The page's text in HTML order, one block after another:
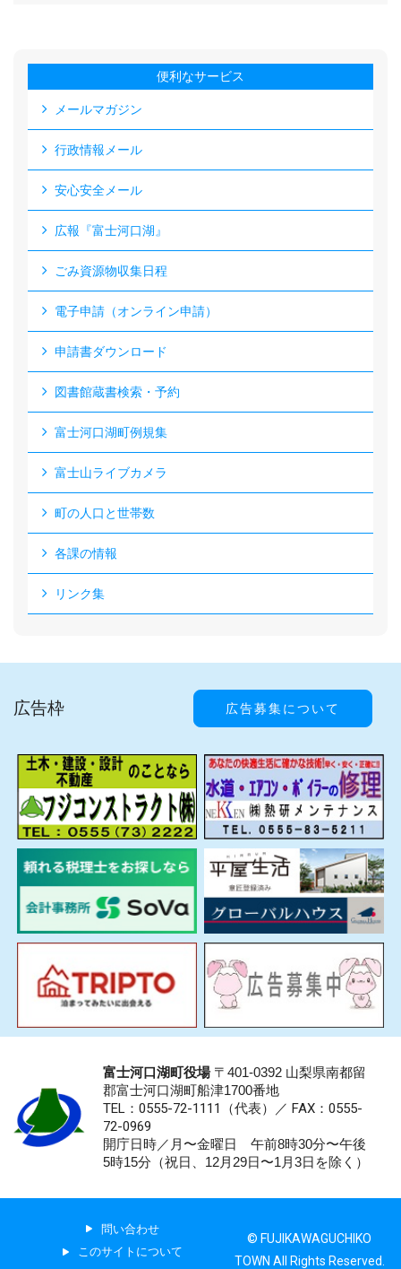
便利なサービス
メールマガジン
行政情報メール
安心安全メール
広報『富士河口湖』
ごみ資源物収集日程
電子申請（オンライン申請）
申請書ダウンロード
図書館蔵書検索・予約
富士河口湖町例規集
富士山ライブカメラ
町の人口と世帯数
各課の情報
リンク集
広告枠 広告募集について
富士河口湖町役場〒401-0392 山梨県南都留
郡富士河口湖町船津1700番地
TEL：0555-72-1111 （代表）／ FAX：0555-
72-0969
開庁日時／月〜金曜日 午前8時30分〜午後
5時15分（祝日、12月29日〜1月3日を除く）
問い合わせ
このサイトについて
© FUJIKAWAGUCHIKO
TOWN All Rights Reserved.